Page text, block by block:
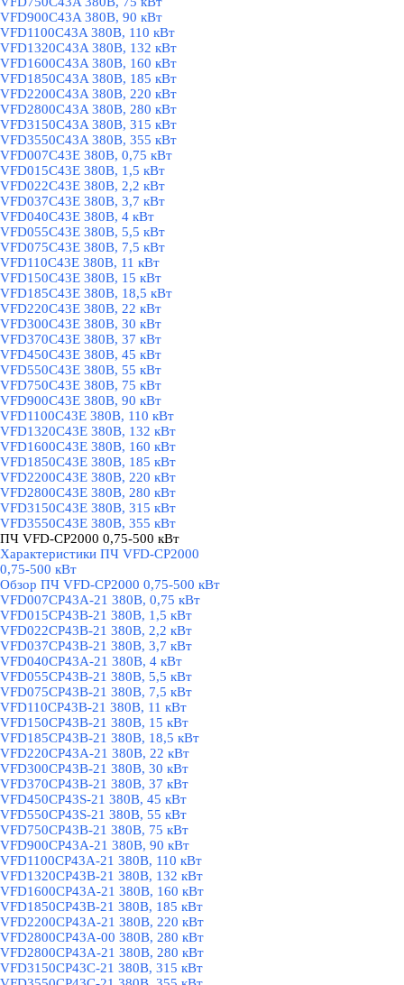
VFD900C43A 380В, 90 кВт
VFD1100C43A 380В, 110 кВт
VFD1320C43A 380В, 132 кВт
VFD1600C43A 380В, 160 кВт
VFD1850C43A 380В, 185 кВт
VFD2200C43A 380В, 220 кВт
VFD2800C43A 380В, 280 кВт
VFD3150C43A 380В, 315 кВт
VFD3550C43A 380В, 355 кВт
VFD007C43E 380В, 0,75 кВт
VFD015C43E 380В, 1,5 кВт
VFD022C43E 380В, 2,2 кВт
VFD037C43E 380В, 3,7 кВт
VFD040C43E 380В, 4 кВт
VFD055C43E 380В, 5,5 кВт
VFD075C43E 380В, 7,5 кВт
VFD110C43E 380В, 11 кВт
VFD150C43E 380В, 15 кВт
VFD185C43E 380В, 18,5 кВт
VFD220C43E 380В, 22 кВт
VFD300C43E 380В, 30 кВт
VFD370C43E 380В, 37 кВт
VFD450C43E 380В, 45 кВт
VFD550C43E 380В, 55 кВт
VFD750C43E 380В, 75 кВт
VFD900C43E 380В, 90 кВт
VFD1100C43E 380В, 110 кВт
VFD1320C43E 380В, 132 кВт
VFD1600C43E 380В, 160 кВт
VFD1850C43E 380В, 185 кВт
VFD2200C43E 380В, 220 кВт
VFD2800C43E 380В, 280 кВт
VFD3150C43E 380В, 315 кВт
VFD3550C43E 380В, 355 кВт
ПЧ VFD-CP2000 0,75-500 кВт
Характеристики ПЧ VFD-CP2000
0,75-500 кВт
Обзор ПЧ VFD-CP2000 0,75-500 кВт
VFD007CP43A-21 380В, 0,75 кВт
VFD015CP43B-21 380В, 1,5 кВт
VFD022CP43B-21 380В, 2,2 кВт
VFD037CP43B-21 380В, 3,7 кВт
VFD040CP43A-21 380В, 4 кВт
VFD055CP43B-21 380В, 5,5 кВт
VFD075CP43B-21 380В, 7,5 кВт
VFD110CP43B-21 380В, 11 кВт
VFD150CP43B-21 380В, 15 кВт
VFD185CP43B-21 380В, 18,5 кВт
VFD220CP43A-21 380В, 22 кВт
VFD300CP43B-21 380В, 30 кВт
VFD370CP43B-21 380В, 37 кВт
VFD450CP43S-21 380В, 45 кВт
VFD550CP43S-21 380В, 55 кВт
VFD750CP43B-21 380В, 75 кВт
VFD900CP43A-21 380В, 90 кВт
VFD1100CP43A-21 380В, 110 кВт
VFD1320CP43B-21 380В, 132 кВт
VFD1600CP43A-21 380В, 160 кВт
VFD1850CP43B-21 380В, 185 кВт
VFD2200CP43A-21 380В, 220 кВт
VFD2800CP43A-00 380В, 280 кВт
VFD2800CP43A-21 380В, 280 кВт
VFD3150CP43C-21 380В, 315 кВт